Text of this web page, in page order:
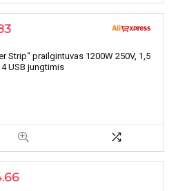
Strip“ prailgintuvas 1200W 250V, 1,5
USB jungtimis